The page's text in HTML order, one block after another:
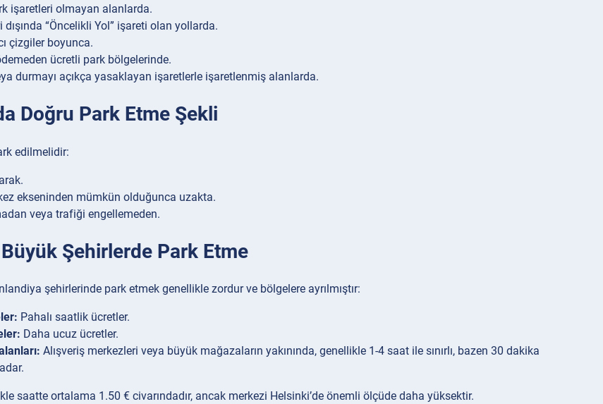
işaretleri olmayan alanlarda.
dışında “Öncelikli Yol” işareti olan yollarda.
çizgiler boyunca.
ücretli park bölgelerinde.
durmayı açıkça yasaklayan işaretlerle işaretlenmiş alanlarda.
Doğru Park Etme Şekli
edilmelidir:
ekseninden mümkün olduğunca uzakta.
veya trafiği engellemeden.
Şehirlerde Park Etme
şehirlerinde park etmek genellikle zordur ve bölgelere ayrılmıştır:
Pahalı saatlik ücretler.
Daha ucuz ücretler.
Alışveriş merkezleri veya büyük mağazaların yakınında, genellikle 1-4 saat ile sınırlı, bazen 30 dakika
saatte ortalama 1.50 € civarındadır, ancak merkezi Helsinki’de önemli ölçüde daha yüksektir.